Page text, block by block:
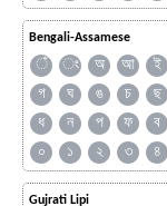
Bengali-Assamese
ঁ ং অ আ ই
গ
ঘ ঙ চ ছ
ধ
ন প ফ ব
০
১ ২ ৩ ৪
Gujrati Lipi